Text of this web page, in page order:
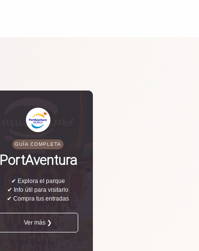
GUÍA COMPLETA
PortAventura
✔ Explora el parque
✔ Info útil para visitarlo
✔ Compra tus entradas
Ver más ❯